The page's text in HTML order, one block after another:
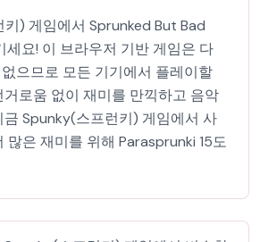
) 게임에서 Sprunked But Bad
세요! 이 브라우저 기반 게임은 다
으므로 모든 기기에서 플레이할
거로움 없이 재미를 만끽하고 음악
금 Spunky(스프런키) 게임에서 사
많은 재미를 위해 Parasprunki 15도